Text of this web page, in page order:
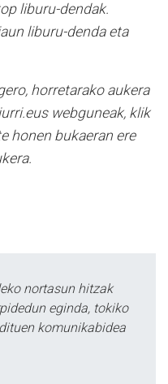
liburu-dendak.
liburu-denda eta
horretarako aukera
webguneak, klik
honen bukaeran ere
nortasun hitzak
eginda, tokiko
komunikabidea